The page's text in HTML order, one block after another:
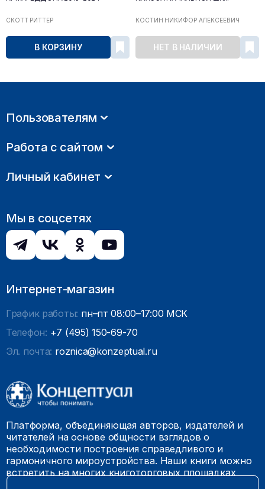
СКОТТ РИТТЕР
В КОРЗИНУ
КОСТИН НИКИФОР АЛЕКСЕЕВИЧ
НЕТ В НАЛИЧИИ
Пользователям
Работа с сайтом
Личный кабинет
Мы в соцсетях
Интернет-магазин
График работы: пн–пт 08:00–17:00 МСК
Телефон: +7 (495) 150-69-70
Эл. почта: roznica@konzeptual.ru
Платформа, объединяющая авторов, издателей и
читателей на основе общности взглядов о
необходимости построения справедливого и
гармоничного мироустройства. Наши книги можно
встретить на многих книготорговых площадках